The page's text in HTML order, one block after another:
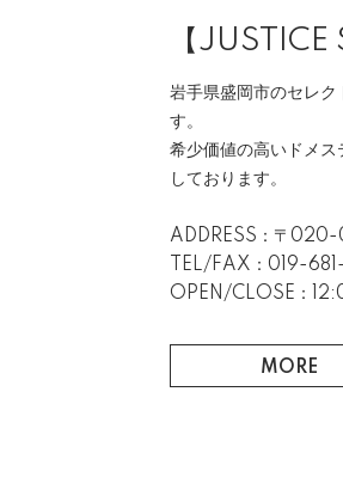
【
岩手県盛岡市のセレ
す。
希少価値の高いドメ
しております。
ADDRESS：〒020-
TEL/FAX：019-
OPEN/CLOSE：
MORE